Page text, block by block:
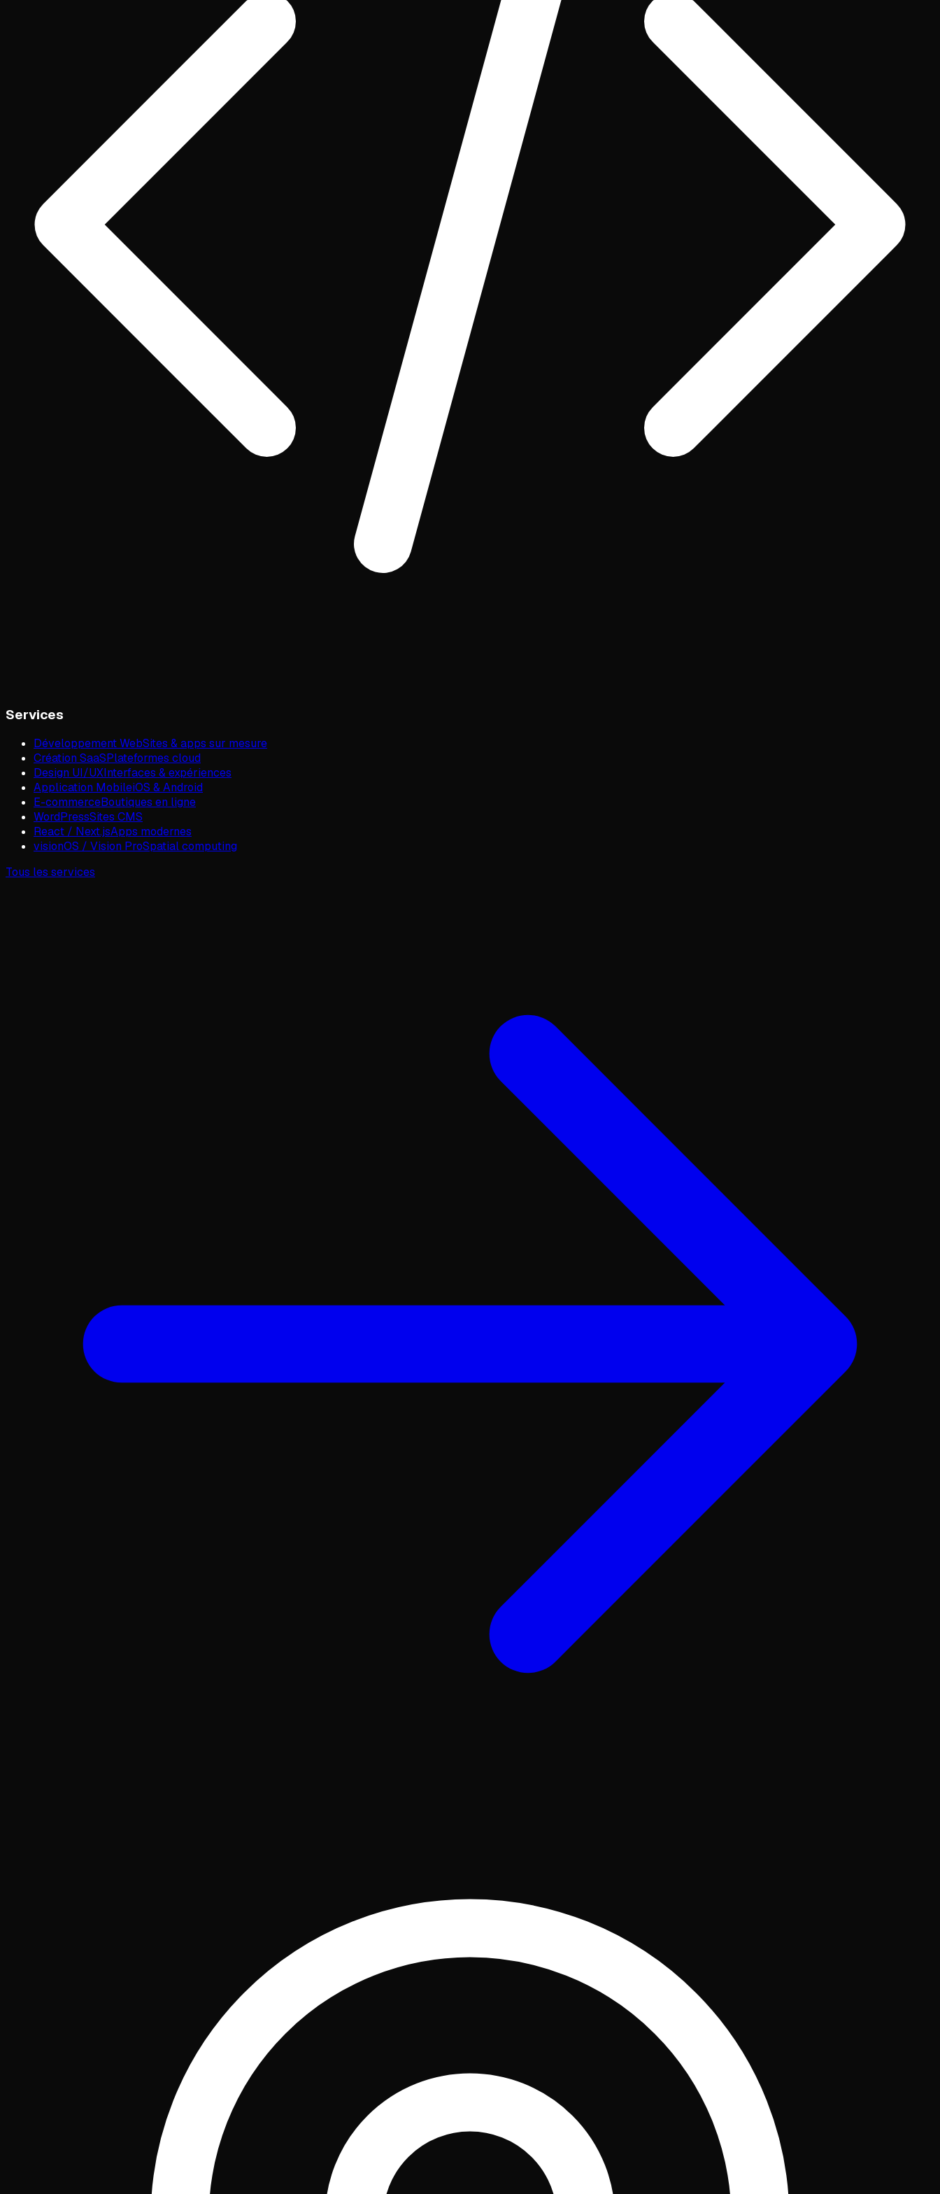
Services
Développement WebSites & apps sur mesure
Création SaaSPlateformes cloud
Design UI/UXInterfaces & expériences
Application MobileiOS & Android
E-commerceBoutiques en ligne
WordPressSites CMS
React / Next.jsApps modernes
visionOS / Vision ProSpatial computing
Tous les services